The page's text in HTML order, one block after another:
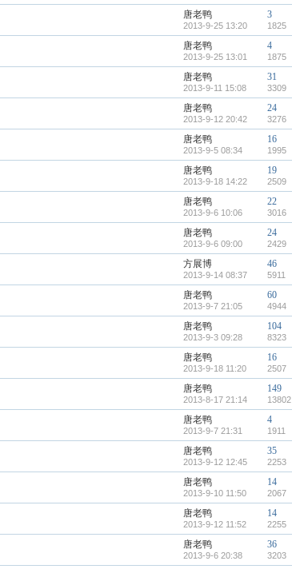
唐老鸭
2013-9-25 13:20
3
1825
唐老鸭
2013-9-25 13:01
4
1875
唐老鸭
2013-9-11 15:08
31
3309
唐老鸭
2013-9-12 20:42
24
3276
唐老鸭
2013-9-5 08:34
16
1995
唐老鸭
2013-9-18 14:22
19
2509
唐老鸭
2013-9-6 10:06
22
3016
唐老鸭
2013-9-6 09:00
24
2429
方展博
2013-9-14 08:37
46
5911
唐老鸭
2013-9-7 21:05
60
4944
唐老鸭
2013-9-3 09:28
104
8323
唐老鸭
2013-9-18 11:20
16
2507
唐老鸭
2013-8-17 21:14
149
13802
唐老鸭
2013-9-7 21:31
4
1911
唐老鸭
2013-9-12 12:45
35
2253
唐老鸭
2013-9-10 11:50
14
2067
唐老鸭
2013-9-12 11:52
14
2255
唐老鸭
2013-9-6 20:38
36
3203